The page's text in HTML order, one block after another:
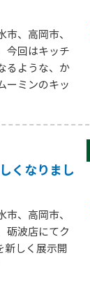
、高岡市、
今回はキッチ
るような、か
ーミンのキッ
くなりまし
、高岡市、
砺波店にてク
新しく展示開